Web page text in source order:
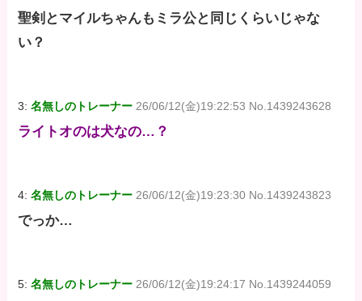
聖剣とマイルちゃんもミラ公と同じくらいじゃな
い？
3:名無しのトレーナー 26/06/12(金)19:22:53 No.1439243628
ライトオのは犬なの…？
4:名無しのトレーナー 26/06/12(金)19:23:30 No.1439243823
でっか…
5:名無しのトレーナー 26/06/12(金)19:24:17 No.1439244059